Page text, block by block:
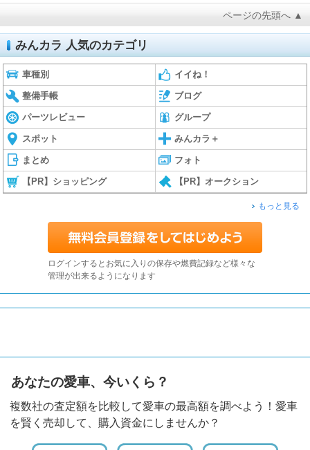
ページの先頭へ ▲
みんカラ 人気のカテゴリ
車種別 イイね！
整備手帳 ブログ
パーツレビュー グループ
スポット みんカラ＋
まとめ フォト
【PR】ショッピング 【PR】オークション
もっと見る
ログインするとお気に入りの保存や燃費記録など様々な
管理が出来るようになります
あなたの愛車、今いくら？
複数社の査定額を比較して愛車の最高額を調べよう！愛車
を賢く売却して、購入資金にしませんか？